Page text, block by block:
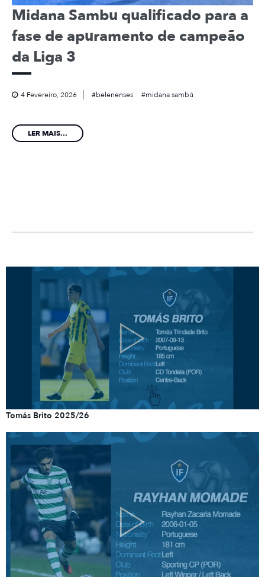
Midana Sambu qualificado para a
fase de apuramento de campeão
da Liga 3
4 Fevereiro, 2026 belenenses midana sambú
LER MAIS...
Tomás Brito 2025/26